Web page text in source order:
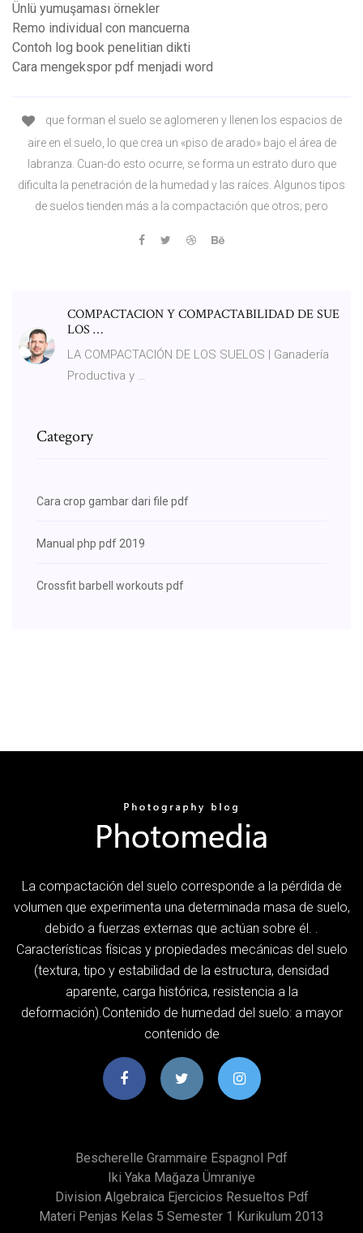
Ünlü yumuşaması örnekler
Remo individual con mancuerna
Contoh log book penelitian dikti
Cara mengekspor pdf menjadi word
que forman el suelo se aglomeren y llenen los espacios de
aire en el suelo, lo que crea un «piso de arado» bajo el área de
labranza. Cuan-do esto ocurre, se forma un estrato duro que
dificulta la penetración de la humedad y las raíces. Algunos tipos
de suelos tienden más a la compactación que otros; pero
COMPACTACION Y COMPACTABILIDAD DE SUE
LOS …
LA COMPACTACIÓN DE LOS SUELOS | Ganadería
Productiva y …
Category
Cara crop gambar dari file pdf
Manual php pdf 2019
Crossfit barbell workouts pdf
La compactación del suelo corresponde a la pérdida de
volumen que experimenta una determinada masa de suelo,
debido a fuerzas externas que actúan sobre él. .
Características físicas y propiedades mecánicas del suelo
(textura, tipo y estabilidad de la estructura, densidad
aparente, carga histórica, resistencia a la
deformación).Contenido de humedad del suelo: a mayor
contenido de
Bescherelle Grammaire Espagnol Pdf
Iki Yaka Mağaza Ümraniye
Division Algebraica Ejercicios Resueltos Pdf
Materi Penjas Kelas 5 Semester 1 Kurikulum 2013